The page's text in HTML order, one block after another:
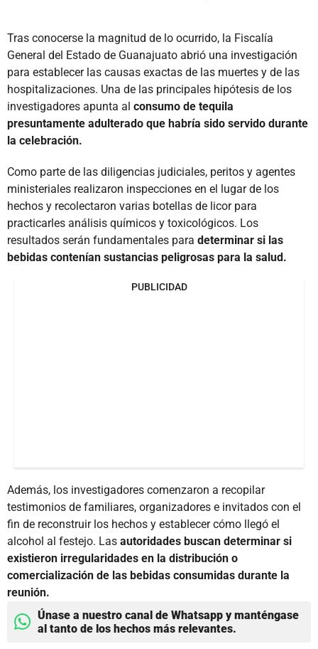
Tras conocerse la magnitud de lo ocurrido, la Fiscalía
General del Estado de Guanajuato abrió una investigación
para establecer las causas exactas de las muertes y de las
hospitalizaciones. Una de las principales hipótesis de los
investigadores apunta al consumo de tequila
presuntamente adulterado que habría sido servido durante
la celebración.
Como parte de las diligencias judiciales, peritos y agentes
ministeriales realizaron inspecciones en el lugar de los
hechos y recolectaron varias botellas de licor para
practicarles análisis químicos y toxicológicos. Los
resultados serán fundamentales para determinar si las
bebidas contenían sustancias peligrosas para la salud.
PUBLICIDAD
Además, los investigadores comenzaron a recopilar
testimonios de familiares, organizadores e invitados con el
fin de reconstruir los hechos y establecer cómo llegó el
alcohol al festejo. Las autoridades buscan determinar si
existieron irregularidades en la distribución o
comercialización de las bebidas consumidas durante la
reunión.
Únase a nuestro canal de Whatsapp y manténgase
al tanto de los hechos más relevantes.